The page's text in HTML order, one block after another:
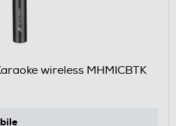
wireless MHMICBTK